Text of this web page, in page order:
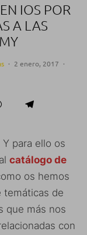
IOS POR
A LAS
· 2 enero, 2017 ·
para ello os
catálogo de
os hemos
temáticas de
que más nos
con